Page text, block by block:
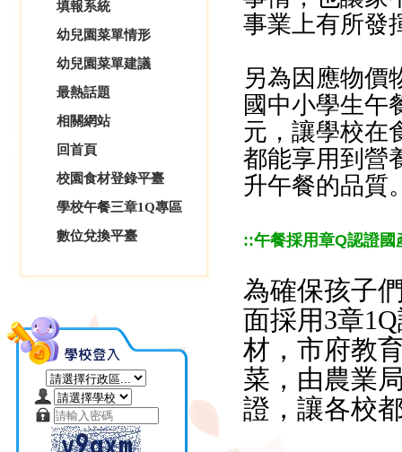
填報系統
幼兒園菜單情形
幼兒園菜單建議
最熱話題
相關網站
回首頁
校園食材登錄平臺
學校午餐三章1Q專區
數位兌換平臺
事業上有所發
另為因應物價
國中小學生午
元，讓學校在
都能享用到營
升午餐的品質
::午餐採用章Q認證國
為確保孩子
面採用3章
材，市府教
菜，由農業
證，讓各校